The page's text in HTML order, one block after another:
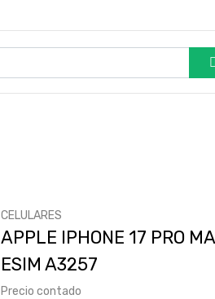
CELULARES
APPLE IPHONE 17 PRO
ESIM A3257
Precio contado